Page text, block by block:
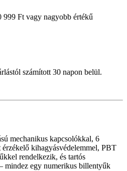
999 Ft vagy nagyobb értékű
számított 30 napon belül.
mechanikus kapcsolókkal, 6
kihagyásvédelemmel, PBT
rendelkezik, és tartós
mindez egy numerikus billentyűk